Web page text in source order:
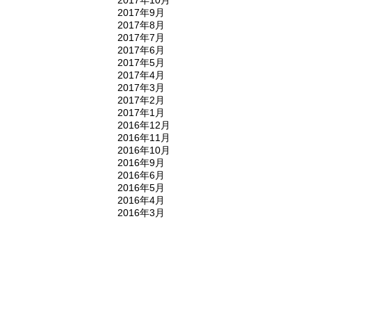
2017年9月
2017年8月
2017年7月
2017年6月
2017年5月
2017年4月
2017年3月
2017年2月
2017年1月
2016年12月
2016年11月
2016年10月
2016年9月
2016年6月
2016年5月
2016年4月
2016年3月